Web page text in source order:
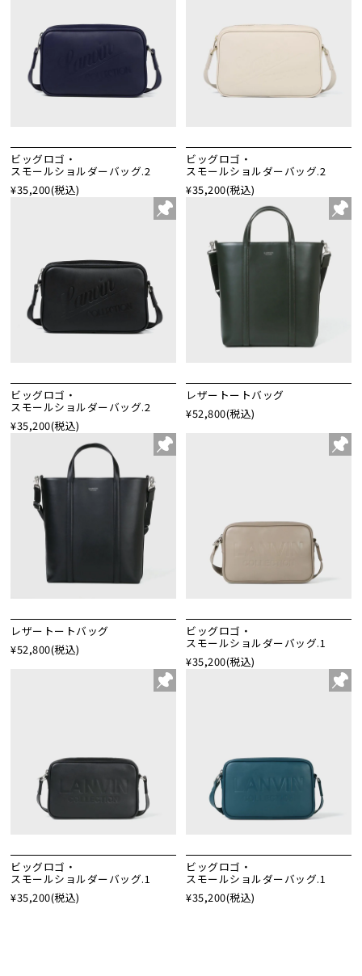
ビッグロゴ・
スモールショルダーバッグ.2
¥35,200(税込)
ビッグロゴ・
スモールショルダーバッグ.2
¥35,200(税込)
ビッグロゴ・
スモールショルダーバッグ.2
¥35,200(税込)
レザートートバッグ
¥52,800(税込)
レザートートバッグ
¥52,800(税込)
ビッグロゴ・
スモールショルダーバッグ.1
¥35,200(税込)
ビッグロゴ・
スモールショルダーバッグ.1
¥35,200(税込)
ビッグロゴ・
スモールショルダーバッグ.1
¥35,200(税込)